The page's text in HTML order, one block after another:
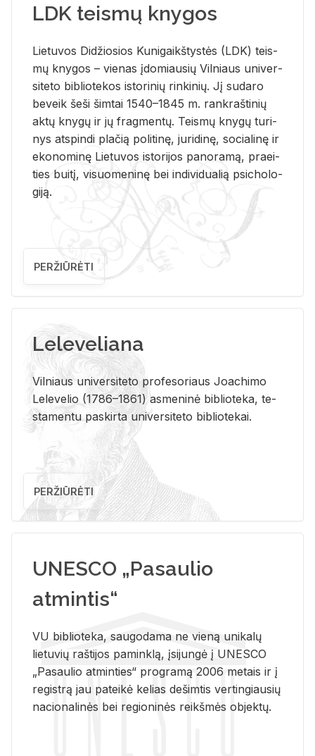
LDK teismų knygos
Lie­tu­vos Di­džio­sios Ku­ni­gaikš­tys­tės (LDK) teis­
mų kny­gos – vie­nas įdo­miau­sių Vil­niaus uni­ver­
si­te­to bi­b­lio­te­kos is­to­ri­nių rin­ki­nių. Jį su­da­ro
be­veik šeši šim­tai 1540–1845 m. rank­raš­ti­nių
aktų kny­gų ir jų frag­men­tų. Teis­mų kny­gų tu­ri­
nys at­spin­di pla­čią po­li­ti­nę, ju­ri­di­nę, so­cia­li­nę ir
eko­no­mi­nę Lie­tu­vos is­to­ri­jos pa­no­ra­mą, pra­ei­
ties bui­tį, vi­suo­me­ni­nę bei in­di­vi­dua­lią psi­cho­lo­
gi­ją.
PERŽIŪRĖTI
Leleveliana
Vil­niaus uni­ver­si­te­to pro­fe­so­riaus Jo­a­chi­mo
Le­le­ve­lio (1786–1861) as­me­ni­nė bi­b­lio­te­ka, te­
sta­men­tu pa­skir­ta uni­ver­si­te­to bi­b­lio­te­kai.
PERŽIŪRĖTI
UNESCO „Pasaulio
atmintis“
VU biblioteka, saugodama ne vieną unikalų
lietuvių raštijos paminklą, įsijungė į UNESCO
„Pasaulio atminties“ programą 2006 metais ir į
registrą jau pateikė kelias dešimtis vertingiausių
nacionalinės bei regioninės reikšmės objektų.